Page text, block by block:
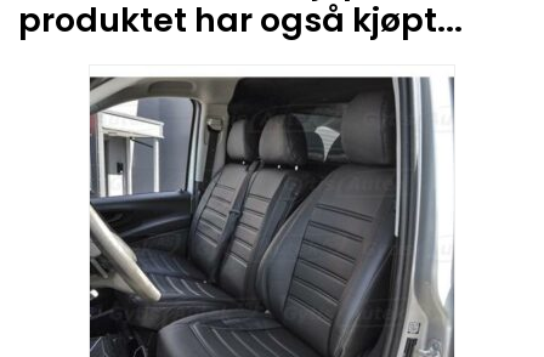
produktet har også kjøpt...